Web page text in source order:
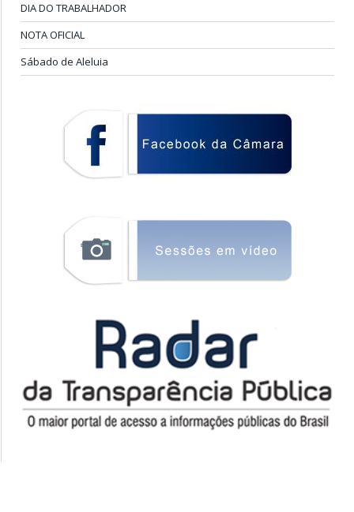
DIA DO TRABALHADOR
NOTA OFICIAL
Sábado de Aleluia